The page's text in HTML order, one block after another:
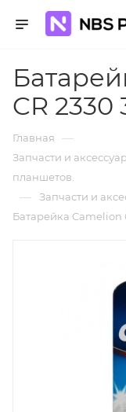
CR 2330
Главная —
Запчасти и
планшетов.
— Запчасти и
Батарейка Camelion